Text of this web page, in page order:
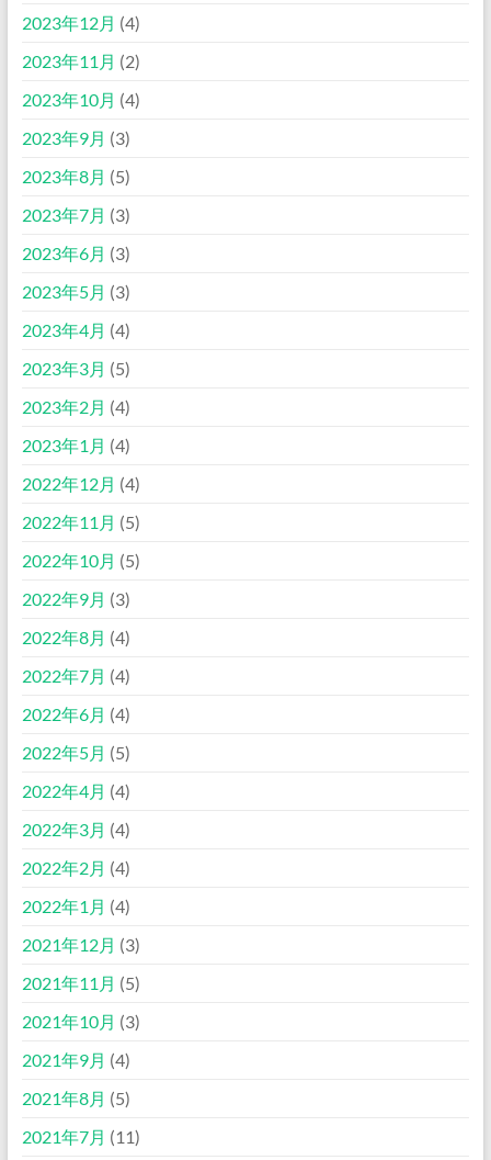
2023年12月 (4)
2023年11月 (2)
2023年10月 (4)
2023年9月 (3)
2023年8月 (5)
2023年7月 (3)
2023年6月 (3)
2023年5月 (3)
2023年4月 (4)
2023年3月 (5)
2023年2月 (4)
2023年1月 (4)
2022年12月 (4)
2022年11月 (5)
2022年10月 (5)
2022年9月 (3)
2022年8月 (4)
2022年7月 (4)
2022年6月 (4)
2022年5月 (5)
2022年4月 (4)
2022年3月 (4)
2022年2月 (4)
2022年1月 (4)
2021年12月 (3)
2021年11月 (5)
2021年10月 (3)
2021年9月 (4)
2021年8月 (5)
2021年7月 (11)